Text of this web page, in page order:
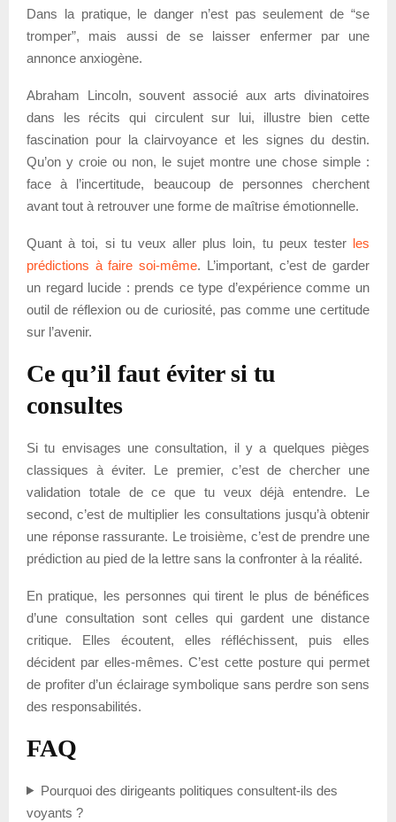
Dans la pratique, le danger n’est pas seulement de “se
tromper”, mais aussi de se laisser enfermer par une
annonce anxiogène.
Abraham Lincoln, souvent associé aux arts divinatoires
dans les récits qui circulent sur lui, illustre bien cette
fascination pour la clairvoyance et les signes du destin.
Qu’on y croie ou non, le sujet montre une chose simple :
face à l’incertitude, beaucoup de personnes cherchent
avant tout à retrouver une forme de maîtrise émotionnelle.
Quant à toi, si tu veux aller plus loin, tu peux tester les
prédictions à faire soi-même. L’important, c’est de garder
un regard lucide : prends ce type d’expérience comme un
outil de réflexion ou de curiosité, pas comme une certitude
sur l’avenir.
Ce qu’il faut éviter si tu
consultes
Si tu envisages une consultation, il y a quelques pièges
classiques à éviter. Le premier, c’est de chercher une
validation totale de ce que tu veux déjà entendre. Le
second, c’est de multiplier les consultations jusqu’à obtenir
une réponse rassurante. Le troisième, c’est de prendre une
prédiction au pied de la lettre sans la confronter à la réalité.
En pratique, les personnes qui tirent le plus de bénéfices
d’une consultation sont celles qui gardent une distance
critique. Elles écoutent, elles réfléchissent, puis elles
décident par elles-mêmes. C’est cette posture qui permet
de profiter d’un éclairage symbolique sans perdre son sens
des responsabilités.
FAQ
Pourquoi des dirigeants politiques consultent-ils des
voyants ?